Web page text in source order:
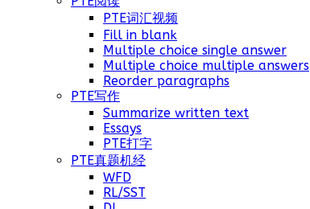
PTE词汇视频
Fill in blank
Multiple choice single answer
Multiple choice multiple answers
Reorder paragraphs
PTE写作
Summarize written text
Essays
PTE打字
PTE真题机经
WFD
RL/SST